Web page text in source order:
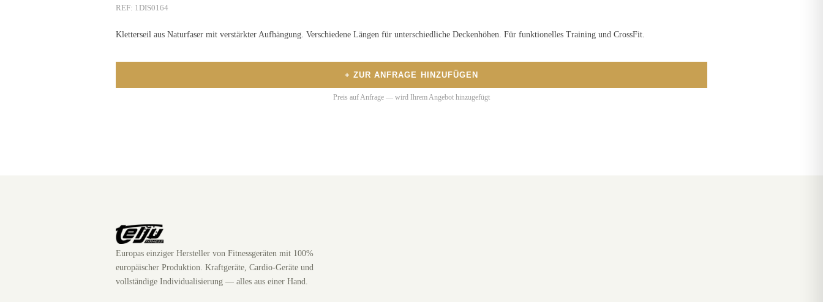
REF: 1DIS0164
Kletterseil aus Naturfaser mit verstärkter Aufhängung. Verschiedene Längen für unterschiedliche Deckenhöhen. Für funktionelles Training und CrossFit.
+ ZUR ANFRAGE HINZUFÜGEN
Preis auf Anfrage — wird Ihrem Angebot hinzugefügt
Europas einziger Hersteller von Fitnessgeräten mit 100%
europäischer Produktion. Kraftgeräte, Cardio-Geräte und
vollständige Individualisierung — alles aus einer Hand.